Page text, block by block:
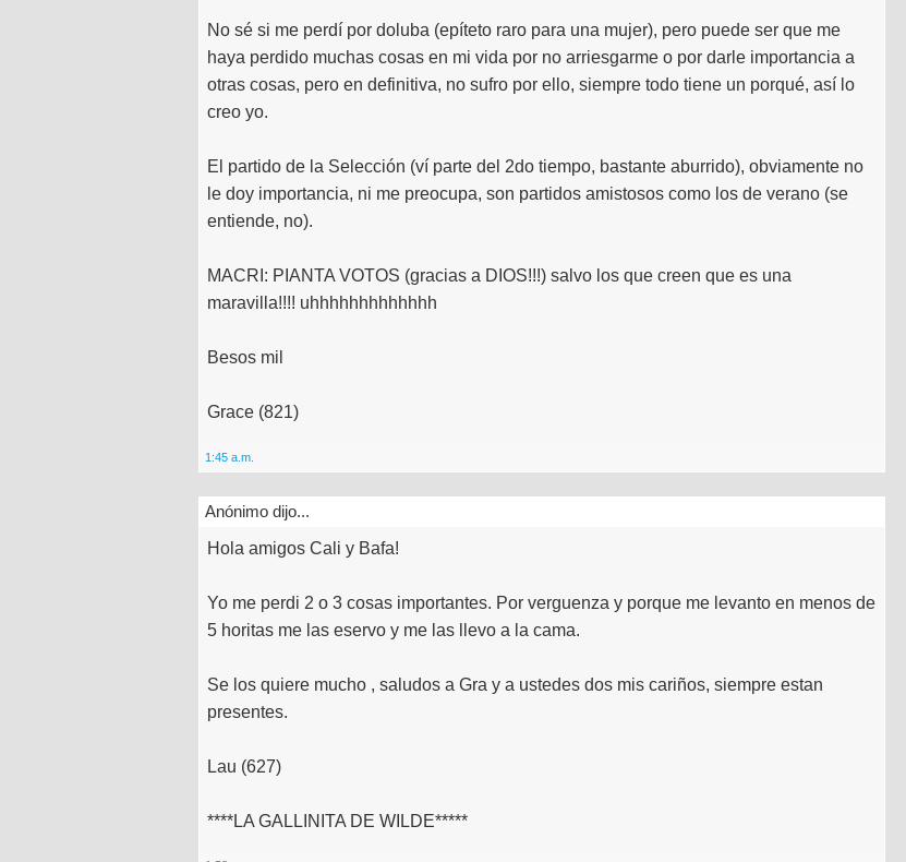
No sé si me perdí por doluba (epíteto raro para una mujer), pero puede ser que me
haya perdido muchas cosas en mi vida por no arriesgarme o por darle importancia a
otras cosas, pero en definitiva, no sufro por ello, siempre todo tiene un porqué, así lo
creo yo.
El partido de la Selección (ví parte del 2do tiempo, bastante aburrido), obviamente no
le doy importancia, ni me preocupa, son partidos amistosos como los de verano (se
entiende, no).
MACRI: PIANTA VOTOS (gracias a DIOS!!!) salvo los que creen que es una
maravilla!!!! uhhhhhhhhhhhhh
Besos mil
Grace (821)
1:45 a.m.
Anónimo dijo...
Hola amigos Cali y Bafa!
Yo me perdi 2 o 3 cosas importantes. Por verguenza y porque me levanto en menos de
5 horitas me las eservo y me las llevo a la cama.
Se los quiere mucho , saludos a Gra y a ustedes dos mis cariños, siempre estan
presentes.
Lau (627)
****LA GALLINITA DE WILDE*****